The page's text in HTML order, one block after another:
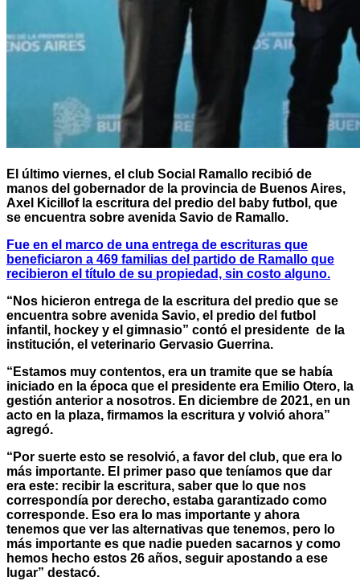
El último viernes, el club Social Ramallo recibió de
manos del gobernador de la provincia de Buenos Aires,
Axel Kicillof la escritura del predio del baby futbol, que
se encuentra sobre avenida Savio de Ramallo.
Fue en el marco de una entrega de escrituras que
beneficiaron a 469 familias del partido de Ramallo que
recibieron el título de su propiedad, sin costo alguno.
“Nos hicieron entrega de la escritura del predio que se
encuentra sobre avenida Savio, el predio del futbol
infantil, hockey y el gimnasio” contó el presidente de la
institución, el veterinario Gervasio Guerrina.
“Estamos muy contentos, era un tramite que se había
iniciado en la época que el presidente era Emilio Otero, la
gestión anterior a nosotros. En diciembre de 2021, en un
acto en la plaza, firmamos la escritura y volvió ahora”
agregó.
“Por suerte esto se resolvió, a favor del club, que era lo
más importante. El primer paso que teníamos que dar
era este: recibir la escritura, saber que lo que nos
correspondía por derecho, estaba garantizado como
corresponde. Eso era lo mas importante y ahora
tenemos que ver las alternativas que tenemos, pero lo
más importante es que nadie pueden sacarnos y como
hemos hecho estos 26 años, seguir apostando a ese
lugar” destacó.